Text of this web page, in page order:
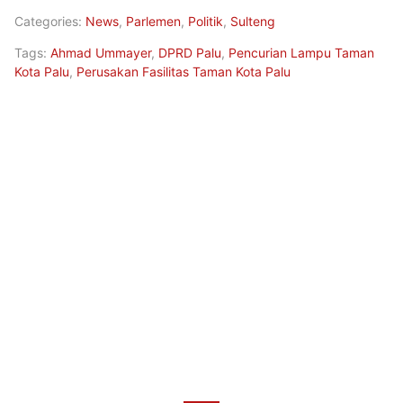
Categories: News, Parlemen, Politik, Sulteng
Tags: Ahmad Ummayer, DPRD Palu, Pencurian Lampu Taman
Kota Palu, Perusakan Fasilitas Taman Kota Palu